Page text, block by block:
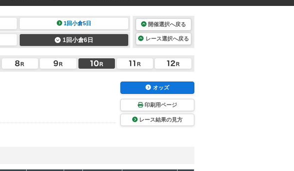
1回小倉5日
1回小倉6日
開催選択へ戻る
レース選択へ戻る
オッズ
印刷用ページ
レース結果の見方